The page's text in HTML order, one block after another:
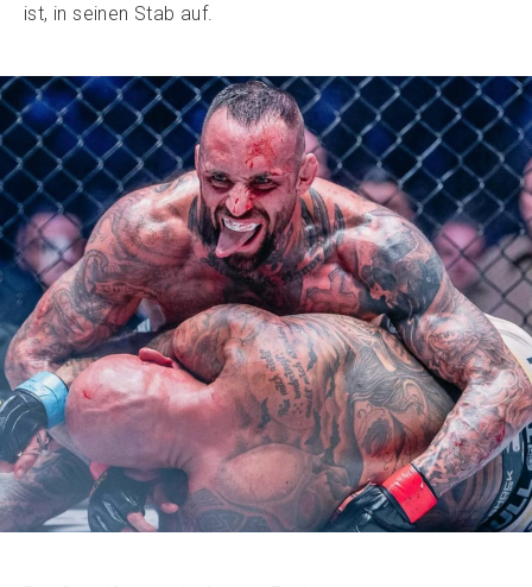
ist, in seinen Stab auf.